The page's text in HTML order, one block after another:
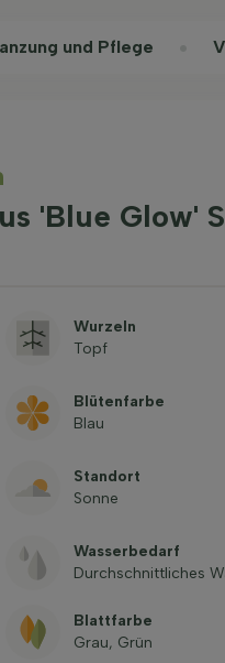
und Pflege
'Blue Glow'
Wurzeln
Topf
Blütenfarbe
Blau
Standort
Sonne
Wasserbedarf
Durchschnittliches
Blattfarbe
Grau, Grün